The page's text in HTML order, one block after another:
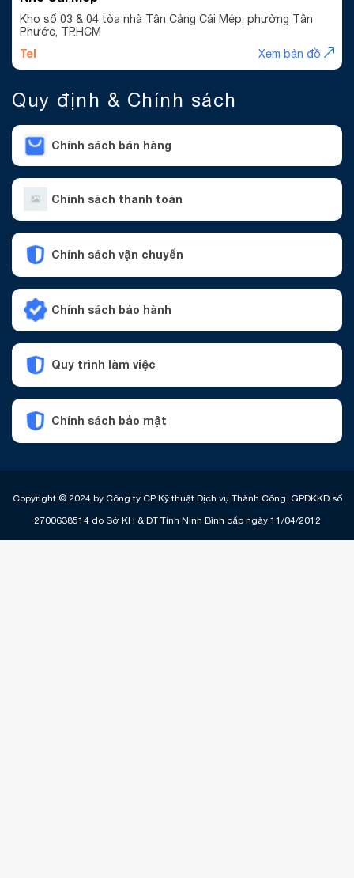
Kho số 03 & 04 tòa nhà Tân Cảng Cái Mép, phường Tân
Phước, TP.HCM
Tel Xem bản đồ
Quy định & Chính sách
Chính sách bán hàng
Chính sách thanh toán
Chính sách vận chuyển
Chính sách bảo hành
Quy trình làm việc
Chính sách bảo mật
Copyright © 2024 by Công ty CP Kỹ thuật Dịch vụ Thành Công. GPĐKKD số
2700638514 do Sở KH & ĐT Tỉnh Ninh Bình cấp ngày 11/04/2012